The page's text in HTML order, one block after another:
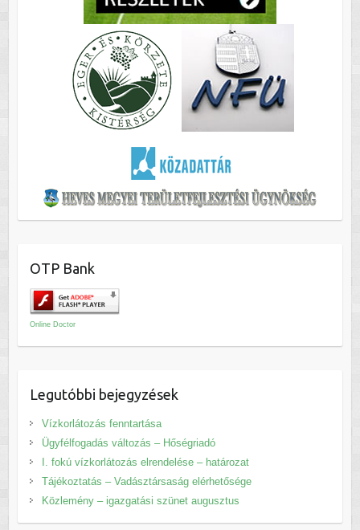
OTP Bank
Online Doctor
Legutóbbi bejegyzések
Vízkorlátozás fenntartása
Ügyfélfogadás változás – Hőségriadó
I. fokú vízkorlátozás elrendelése – határozat
Tájékoztatás – Vadásztársaság elérhetősége
Közlemény – igazgatási szünet augusztus